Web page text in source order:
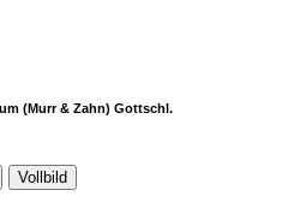
(Murr & Zahn) Gottschl.
Vollbild